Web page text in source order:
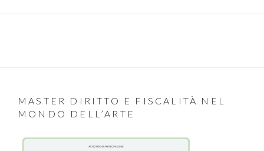
MASTER DIRITTO E FISCALITÀ NEL
MONDO DELL’ARTE